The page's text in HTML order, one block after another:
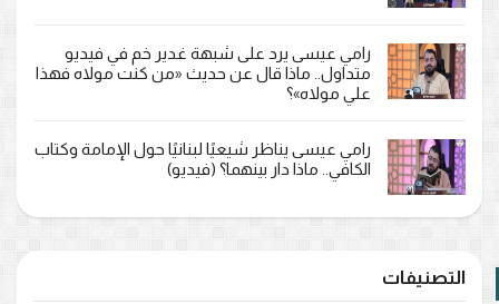
رامي عيسى يرد على شبهة غدير خم في فيديو
متداول.. ماذا قال عن حديث «من كنت مولاه فهذا
علي مولاه»؟
رامي عيسى يناظر شيعيًا لبنانيًا حول الإمامة وكتاب
الكافي.. ماذا دار بينهما؟ (فيديو)
التصنيفات